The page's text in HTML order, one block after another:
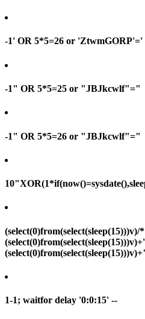
-1' OR 5*5=26 or 'ZtwmGORP'='
-1" OR 5*5=25 or "JBJkcwlf"="
-1" OR 5*5=26 or "JBJkcwlf"="
(select(0)from(select(sleep(15)))v)/
1-1; waitfor delay '0:0:15' --